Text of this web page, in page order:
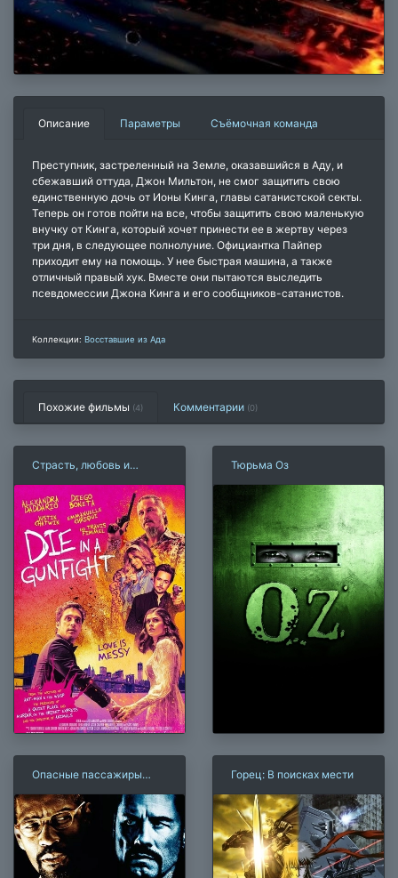
Описание Параметры Съёмочная команда
Преступник, застреленный на Земле, оказавшийся в Аду, и
сбежавший оттуда, Джон Мильтон, не смог защитить свою
единственную дочь от Ионы Кинга, главы сатанистской секты.
Теперь он готов пойти на все, чтобы защитить свою маленькую
внучку от Кинга, который хочет принести ее в жертву через
три дня, в следующее полнолуние. Официантка Пайпер
приходит ему на помощь. У нее быстрая машина, а также
отличный правый хук. Вместе они пытаются выследить
псевдомессии Джона Кинга и его сообщников-сатанистов.
Коллекции: Восставшие из Ада
Похожие фильмы (4) Комментарии (0)
Страсть, любовь и
Тюрьма Оз
Опасные пассажиры
Горец: В поисках мести